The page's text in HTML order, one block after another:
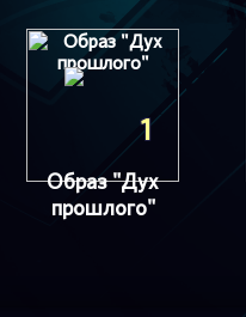
1
Образ "Дух
прошлого"